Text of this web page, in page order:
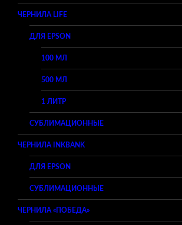
ЧЕРНИЛА LIFE
ДЛЯ EPSON
100 МЛ
500 МЛ
1 ЛИТР
СУБЛИМАЦИОННЫЕ
ЧЕРНИЛА INKBANK
ДЛЯ EPSON
СУБЛИМАЦИОННЫЕ
ЧЕРНИЛА «ПОБЕДА»